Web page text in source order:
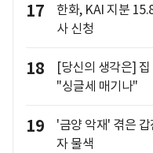
17
한화, KAI 지분
사 신청
18
[당신의 생각은]
"싱글세 매기나"
19
'금양 악재' 겪은
자 물색